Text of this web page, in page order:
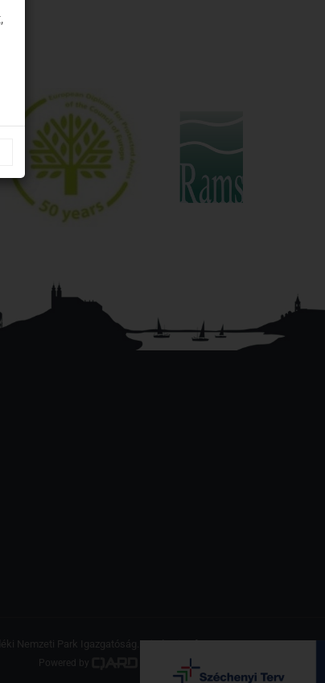
Nemzeti Park Igazgatóság. Minden jog fenntartva.
Powered by